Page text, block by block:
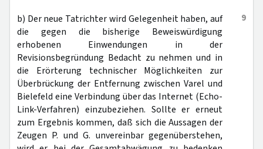
9
b) Der neue Tatrichter wird Gelegenheit haben, auf
die gegen die bisherige Beweiswürdigung
erhobenen Einwendungen in der
Revisionsbegründung Bedacht zu nehmen und in
die Erörterung technischer Möglichkeiten zur
Überbrückung der Entfernung zwischen Varel und
Bielefeld eine Verbindung über das Internet (Echo-
Link-Verfahren) einzubeziehen. Sollte er erneut
zum Ergebnis kommen, daß sich die Aussagen der
Zeugen P. und G. unvereinbar gegenüberstehen,